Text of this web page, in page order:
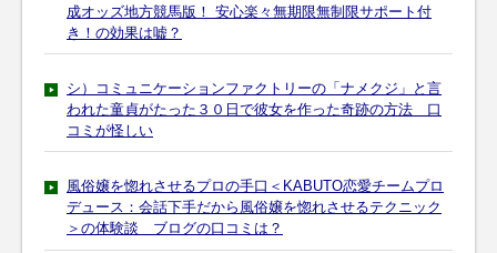
成オッズ地方競馬版！ 安心楽々無期限無制限サポート付
き！の効果は嘘？
シ）コミュニケーションファクトリーの「ナメクジ」と言
われた童貞がたった３０日で彼女を作った奇跡の方法 口
コミが怪しい
風俗嬢を惚れさせるプロの手口＜KABUTO恋愛チームプロ
デュース：会話下手だから風俗嬢を惚れさせるテクニック
＞の体験談 ブログの口コミは？